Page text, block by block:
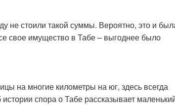
не стоили такой суммы. Вероятно, это и
свое имущество в Табе – выгоднее было
на многие километры на юг, здесь всегда
спора о Табе рассказывает